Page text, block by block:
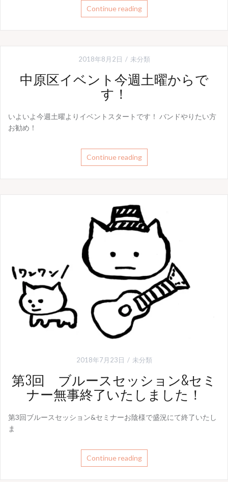
Continue reading
2018年8月2日 未分類
中原区イベント今週土曜からで
す！
いよいよ今週土曜よりイベントスタートです！ バンドやりたい方
お勧め！
Continue reading
2018年7月23日 未分類
第3回 ブルースセッション&セミ
ナー無事終了いたしました！
第3回ブルースセッション&セミナーお陰様で盛況にて終了いたし
ま
Continue reading